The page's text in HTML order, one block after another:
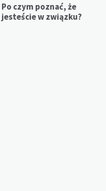
Po czym poznać, że
jesteście w związku?